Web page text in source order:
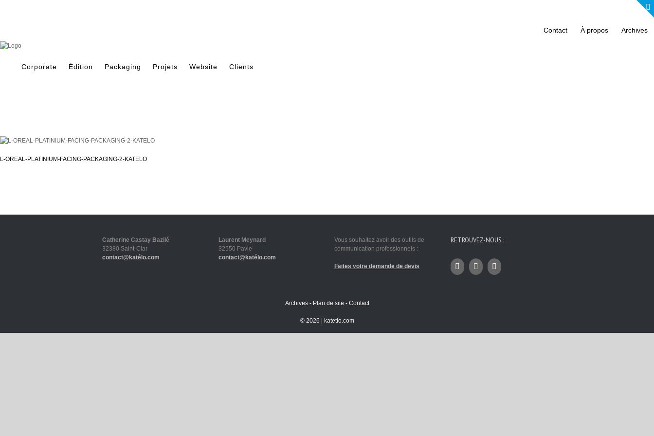
Contact À propos Archives
Corporate Édition Packaging Projets Website Clients
L-OREAL-PLATINIUM-FACING-PACKAGING-2-KATELO
Catherine Castay Bazilé
32380 Saint-Clar
contact@katélo.com
Laurent Meynard
32550 Pavie
contact@katélo.com
Vous souhaitez avoir des outils de
communication professionnels :
Faites votre demande de devis
RETROUVEZ-NOUS :
Archives- Plan de site - Contact
© 2026 | katetlo.com